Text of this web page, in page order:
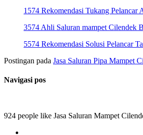
1574 Rekomendasi Tukang
3574 Ahli Saluran mampet Cilendek
5574 Rekomendasi Solusi Pelancar
Postingan pada Jasa Saluran Pipa Mampet
Navigasi pos
924 people like Jasa Saluran Mampet